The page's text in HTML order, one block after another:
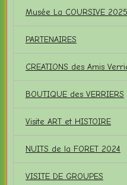
Musée La COURSIVE 2025
PARTENAIRES
CREATIONS des Amis
BOUTIQUE des VERRIERS
Visite ART et HISTOIRE
NUITS de la FORET 2024
VISITE DE GROUPES